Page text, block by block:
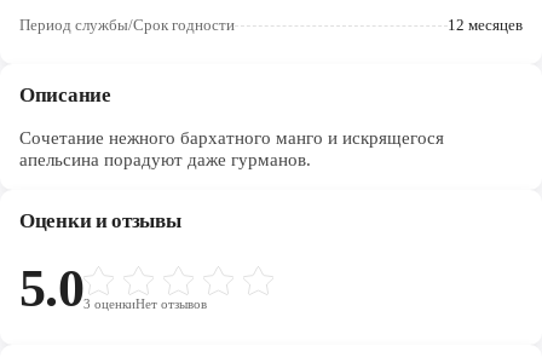
Период службы/Срок годности 12 месяцев
Описание
Сочетание нежного бархатного манго и искрящегося
апельсина порадуют даже гурманов.
Оценки и отзывы
5.03 оценкиНет отзывов